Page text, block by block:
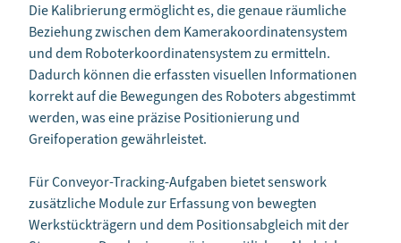
Die Kalibrierung ermöglicht es, die genaue räumliche
Beziehung zwischen dem Kamerakoordinatensystem
und dem Roboterkoordinatensystem zu ermitteln.
Dadurch können die erfassten visuellen Informationen
korrekt auf die Bewegungen des Roboters abgestimmt
werden, was eine präzise Positionierung und
Greifoperation gewährleistet.
Für Conveyor-Tracking-Aufgaben bietet senswork
zusätzliche Module zur Erfassung von bewegten
Werkstückträgern und dem Positionsabgleich mit der